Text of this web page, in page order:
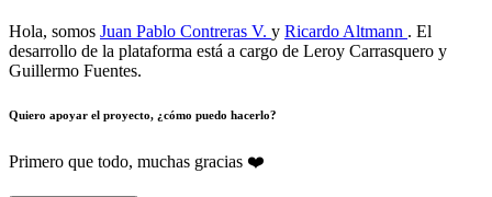
Hola, somos Juan Pablo Contreras V. y Ricardo Altmann . El
desarrollo de la plataforma está a cargo de Leroy Carrasquero y
Guillermo Fuentes.
Quiero apoyar el proyecto, ¿cómo puedo hacerlo?
Primero que todo, muchas gracias ❤️